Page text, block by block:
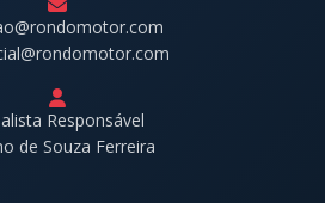
Responsável
de Souza Ferreira